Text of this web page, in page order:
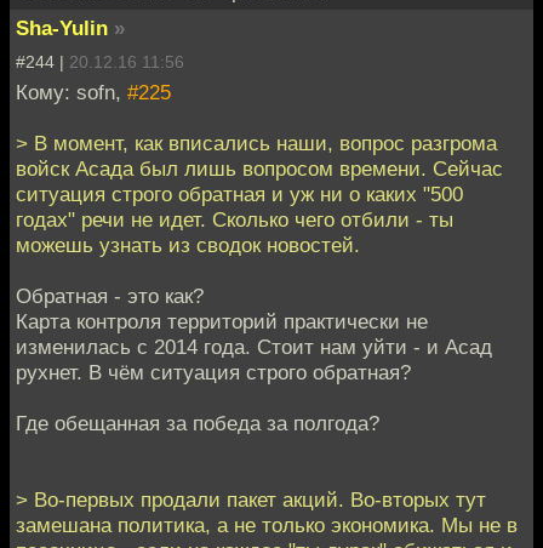
Sha-Yulin »
#244 | 20.12.16 11:56
Кому: sofn, #225
> В момент, как вписались наши, вопрос разгрома
войск Асада был лишь вопросом времени. Сейчас
ситуация строго обратная и уж ни о каких "500
годах" речи не идет. Сколько чего отбили - ты
можешь узнать из сводок новостей.
Обратная - это как?
Карта контроля территорий практически не
изменилась с 2014 года. Стоит нам уйти - и Асад
рухнет. В чём ситуация строго обратная?
Где обещанная за победа за полгода?
> Во-первых продали пакет акций. Во-вторых тут
замешана политика, а не только экономика. Мы не в